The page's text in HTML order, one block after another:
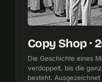
Copy Shop ·
Die Geschichte eines
verdoppelt, bis die
besteht.